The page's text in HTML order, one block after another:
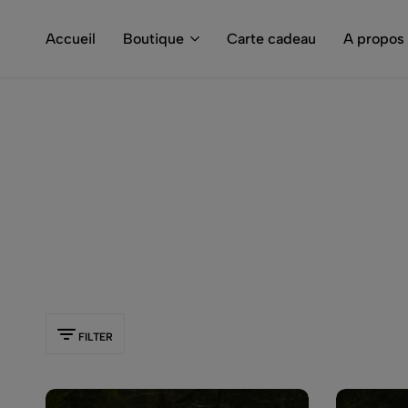
Accueil Boutique Carte cadeau A propos
FILTER